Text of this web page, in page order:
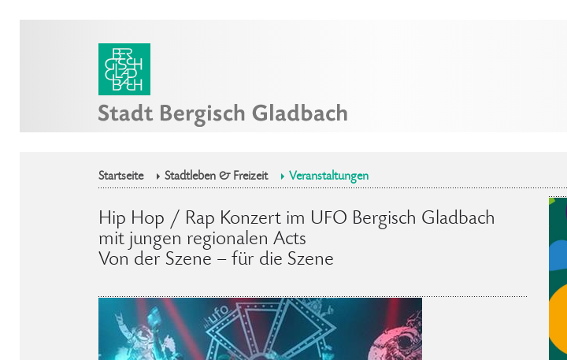
Startseite Stadtleben & Freizeit Veranstaltungen
Hip Hop / Rap Konzert im UFO Bergisch Gladbach
mit jungen regionalen Acts
Von der Szene – für die Szene